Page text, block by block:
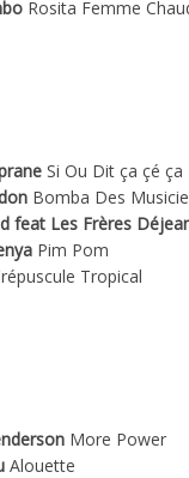
Rosita Femme
Si Ou Dit ça çé ça
Bomba Des
feat Les Frères
Pim Pom
Tropical
More Power
Alouette